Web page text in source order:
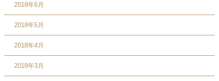
2018年6月
2018年5月
2018年4月
2018年3月